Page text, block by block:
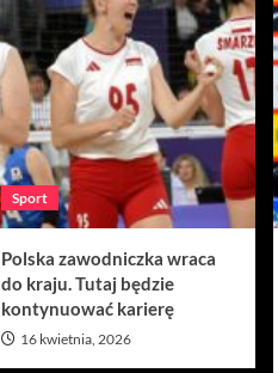
Sport
Polska zawodniczka wraca
do kraju. Tutaj będzie
kontynuować karierę
16 kwietnia, 2026